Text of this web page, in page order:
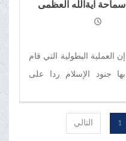
سماحة آیةالله العظمی
مکارم الشیرازي عقب
إن العملية البطولیة التي قام
بها جنود الإسلام ردا على
على أراضي الجمهورية
الإسلامية الإيرانية ودفاعا عن
1 التالي